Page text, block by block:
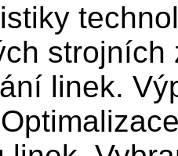
linek.